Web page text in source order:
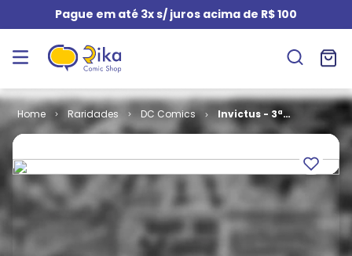
Pague em até 3x s/ juros acima de R$ 100
Raridades DC Comics
Invictus - 3ª
Série # 21